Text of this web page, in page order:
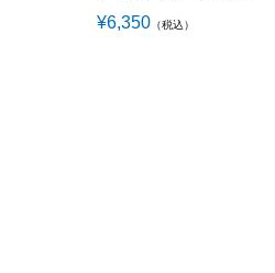
¥6,350 （税込）